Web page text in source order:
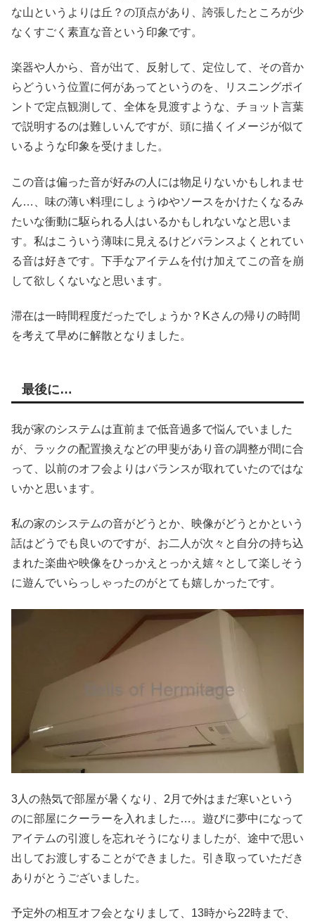
な山というよりは丘？の頂点があり、誇張したところが少
なくすごく素直な音という印象です。
楽器や人から、音が出て、反射して、定位して、その音か
らどういう位置に何があってというのを、リスニングポイ
ントで定点観測して、全体を見渡すような、チョット言葉
で説明するのは難しいんですが、頭に描くイメージが似て
いるような印象を受けました。
この音は偏った音が好みの人には物足りないかもしれませ
ん…、味の薄い料理にしょうゆやソースをかけたくなるみ
たいな衝動に駆られる人はいるかもしれないなと思いま
す。私はこういう薄味に見えるけどバランスよくとれてい
る音は好きです。下手なアイテムを付け加えてこの音を崩
して欲しくないなと思います。
滞在は一時間程度だったでしょうか？Kさんの帰りの時間
を考えて早めに解散となりました。
最後に…
我が家のシステムは直前まで低音過多で悩んでいました
が、ラックの配置換えなどの甲斐があり音の調整が間に合
って、以前のオフ会よりはバランスが取れていたのではな
いかと思います。
私の家のシステムの音がどうとか、映像がどうとかという
話はどうでも良いのですが、お二人が次々と自分の持ち込
まれた楽曲や映像をひっかえとっかえ嬉々として楽しそう
に遊んでいらっしゃったのがとても嬉しかったです。
3人の熱気で部屋が暑くなり、2月で外はまだ寒いという
のに部屋にクーラーを入れました…。遊びに夢中になって
アイテムの引渡しを忘れそうになりましたが、途中で思い
出してお渡しすることができました。引き取っていただき
ありがとうございました。
予定外の相互オフ会となりまして、13時から22時まで、